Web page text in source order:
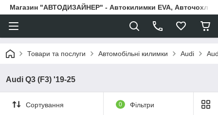
Магазин "АВТОДИЗАЙНЕР" - Автокилимки EVA, Авточохли,
Товари та послуги Автомобільні килимки Audi
Audi Q3 (F3) '19-25
Сортування 0 Фільтри